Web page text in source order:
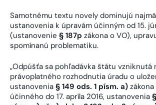
Samotnému textu novely dominujú
ustanovenia k úpravám účinným od 15.
(ustanovenie § 187p zákona o VO),
spomínanú problematiku.
„Odpúšťa sa pohľadávka štátu vzniknutá
právoplatného rozhodnutia úradu o
ustanovenia § 149 ods. 1 písm. a)
účinného do 17. apríla 2016, ustanovenia